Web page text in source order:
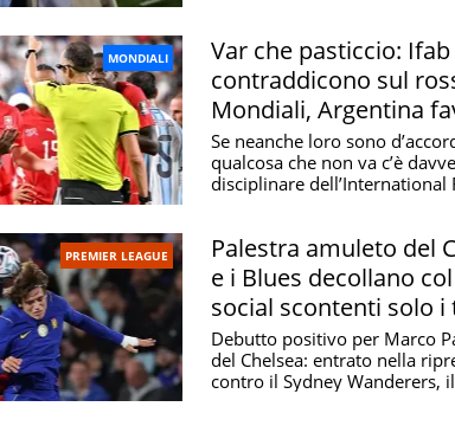
MONDIALI
Var che pasticcio: Ifab
contraddicono sul
Mondiali, Argentina
Se neanche loro sono
qualcosa che non va c’è
disciplinare dell’International
PREMIER LEAGUE
Palestra amuleto del
e i Blues decollano
social scontenti solo i
Debutto positivo per Marco
del Chelsea: entrato nella
contro il Sydney Wanderers,